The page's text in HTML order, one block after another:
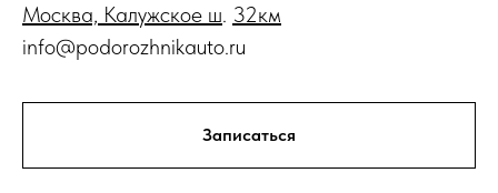
Москва, Калужское ш. 32км
info@podorozhnikauto.ru
Записаться